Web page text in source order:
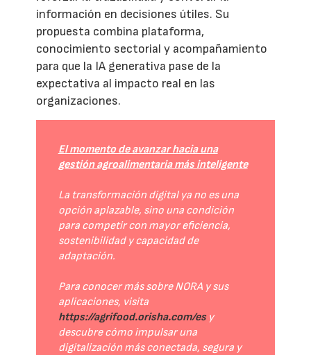
información en decisiones útiles. Su
propuesta combina plataforma,
conocimiento sectorial y acompañamiento
para que la IA generativa pase de la
expectativa al impacto real en las
organizaciones.
El momento de avanzar hacia una
gestión agroalimentaria más inteligente
La transformación digital ya no es una
opción aplazable, sino una condición
para competir con mayor eficiencia,
sostenibilidad y capacidad de
adaptación.
Para conocer más sobre NORA y sus
aplicaciones, visita
https://agrifood.orisha.com/esy
descubre cómo impulsar una
digitalización más conectada, segura y